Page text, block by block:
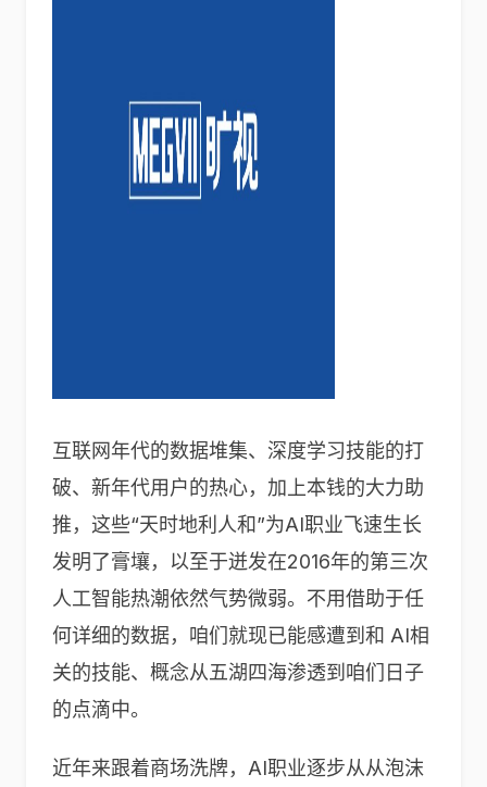
互联网年代的数据堆集、深度学习技能的打
破、新年代用户的热心，加上本钱的大力助
推，这些“天时地利人和”为AI职业飞速生长
发明了膏壤，以至于迸发在2016年的第三次
人工智能热潮依然气势微弱。不用借助于任
何详细的数据，咱们就现已能感遭到和 AI相
关的技能、概念从五湖四海渗透到咱们日子
的点滴中。
近年来跟着商场洗牌，AI职业逐步从从泡沫